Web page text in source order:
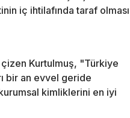
iç ihtilafında taraf olması
çizen Kurtulmuş, "Türkiye
bir an evvel geride
kimliklerini en iyi